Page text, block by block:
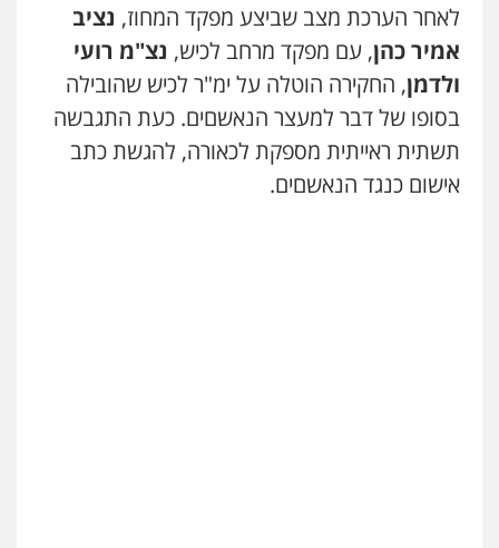
0548009246
דוד אפרים משרד עורכי דין
פלילי צווארון לבן מס הכנסה מע"מ
0506209859
לאחר הערכת מצב שביצע מפקד המחוז, נציב
אמיר כהן, עם מפקד מרחב לכיש, נצ"מ רועי
ולדמן, החקירה הוטלה על ימ"ר לכיש שהובילה
בסופו של דבר למעצר הנאשםים. כעת התגבשה
תשתית ראייתית מספקת לכאורה, להגשת כתב
אישום כנגד הנאשםים.